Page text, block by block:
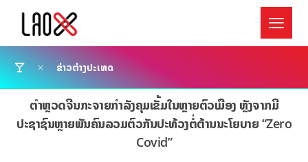
ຂ່າວຕ່າງປະເທດ
ຕໍາຫຼວດຈີນກະຈາຍກໍາລັງຄຸມເຂັ້ມໃນຫຼາຍຕົວເມືອງ ຫຼັງຈາກມີ
ປະຊາຊົນຫຼາຍພັນຄົນລວມຕົວກັນປະທ້ວງຕໍ່ຕ້ານນະໂຍບາຍ “Zero
Covid”